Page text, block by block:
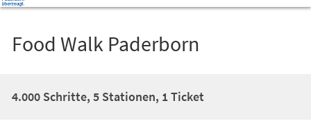
Food Walk Paderborn
4.000 Schritte, 5 Stationen, 1 Ticket